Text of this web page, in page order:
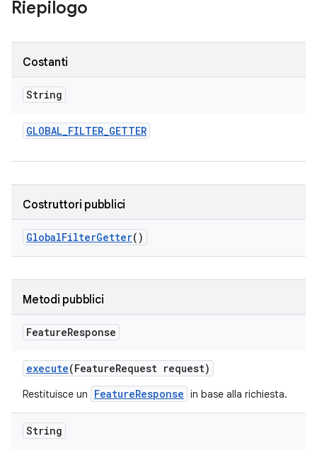
Riepilogo
Costanti
String
GLOBAL_FILTER_GETTER
Costruttori pubblici
GlobalFilterGetter()
Metodi pubblici
FeatureResponse
execute(FeatureRequest request)
Restituisce un FeatureResponse in base alla richiesta.
String